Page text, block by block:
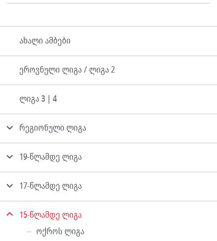
ახალი ამბები
ეროვნული ლიგა / ლიგა 2
ლიგა 3 | 4
რეგიონული ლიგა
19-წლამდე ლიგა
17-წლამდე ლიგა
15-წლამდე ლიგა
ოქროს ლიგა